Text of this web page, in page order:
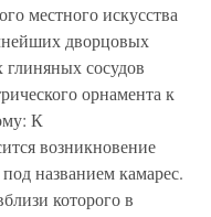
местного искусства
дворцовых
сосудов
орнамента к
К
возникновение
названием камарес.
которого в